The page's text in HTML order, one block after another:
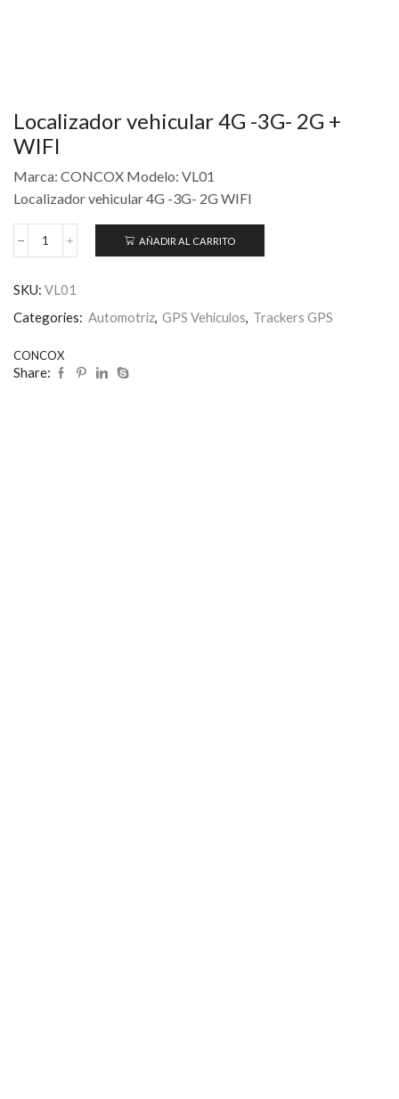
Localizador vehicular 4G -3G- 2G +
WIFI
Marca: CONCOX Modelo: VL01
Localizador vehicular 4G -3G- 2G WIFI
AÑADIR AL CARRITO
SKU: VL01
Categories: Automotriz, GPS Vehiculos, Trackers GPS
CONCOX
Share: